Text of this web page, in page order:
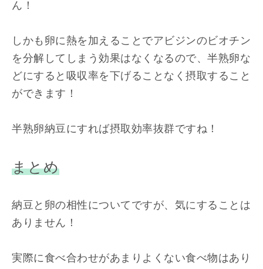
ん！
しかも卵に熱を加えることでアビジンのビオチン
を分解してしまう効果はなくなるので、半熟卵な
どにすると吸収率を下げることなく摂取すること
ができます！
半熟卵納豆にすれば摂取効率抜群ですね！
まとめ
納豆と卵の相性についてですが、気にすることは
ありません！
実際に食べ合わせがあまりよくない食べ物はあり